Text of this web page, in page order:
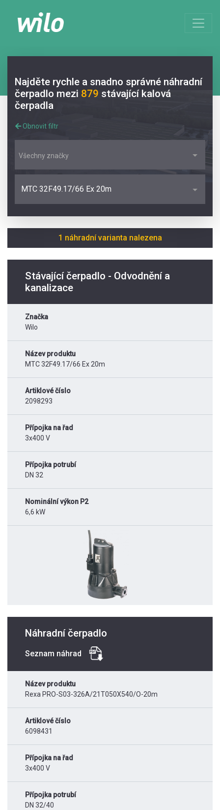
Najděte rychle a snadno správné náhradní
čerpadlo mezi 879 stávající kalová
čerpadla
Obnovit filtr
Všechny značky
MTC 32F49.17/66 Ex 20m
1 náhradní varianta nalezena
Stávající čerpadlo - Odvodnění a
kanalizace
Značka
Wilo
Název produktu
MTC 32F49.17/66 Ex 20m
Artiklové číslo
2098293
Přípojka na řad
3x400 V
Přípojka potrubí
DN 32
Nominální výkon P2
6,6 kW
Náhradní čerpadlo
Seznam náhrad
Název produktu
Rexa PRO-S03-326A/21T050X540/O-20m
Artiklové číslo
6098431
Přípojka na řad
3x400 V
Přípojka potrubí
DN 32/40